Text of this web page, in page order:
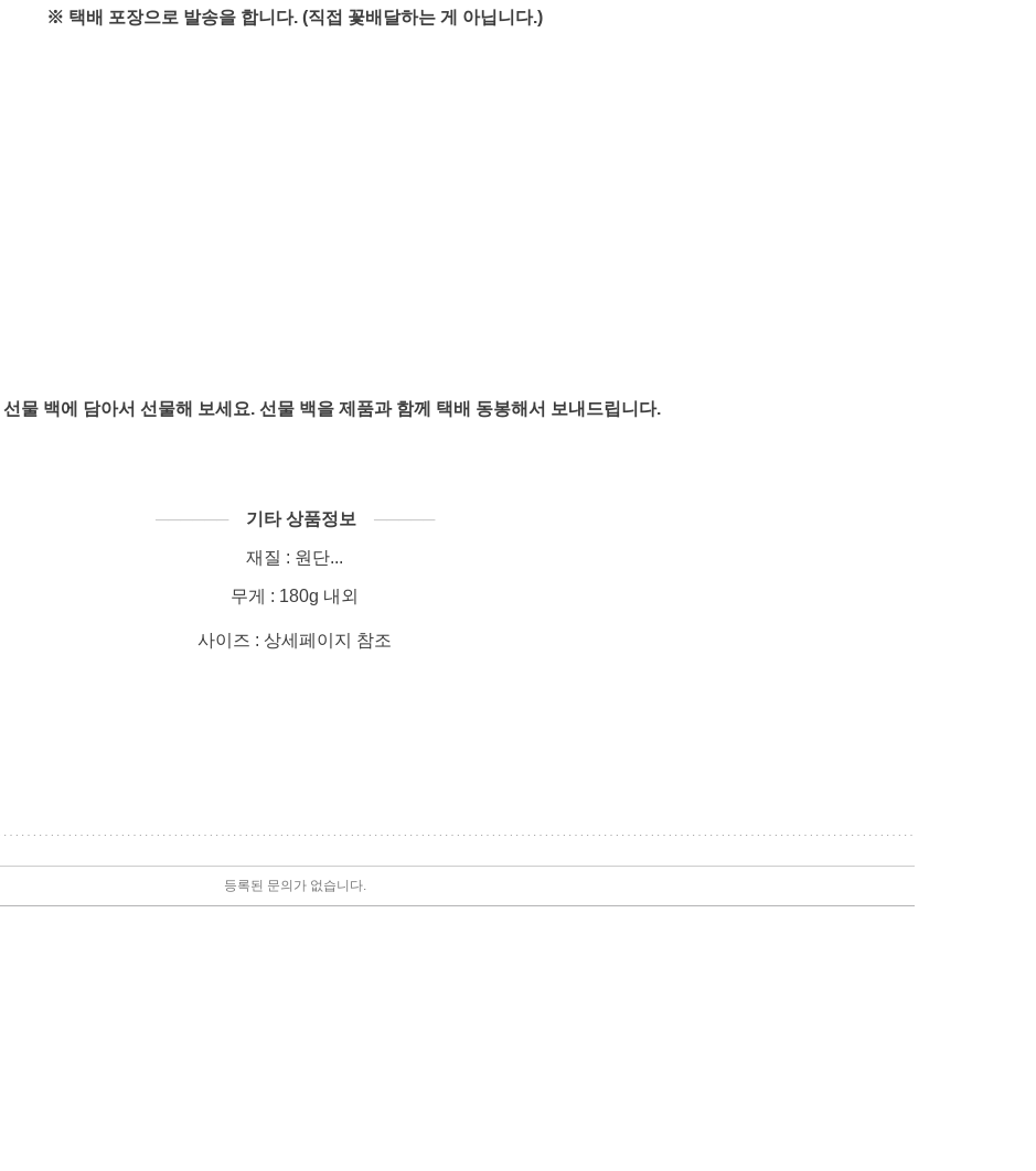
※ 택배 포장으로 발송을 합니다. (직접 꽃배달하는 게 아닙니다.)
물 백에 담아서 선물해 보세요. 선물 백을 제품과 함께 택배 동봉해서 보내드립니다.
────── 기타 상품정보 ─────
재질 : 원단...
무게 : 180g 내외
사이즈 : 상세페이지 참조
등록된 문의가 없습니다.